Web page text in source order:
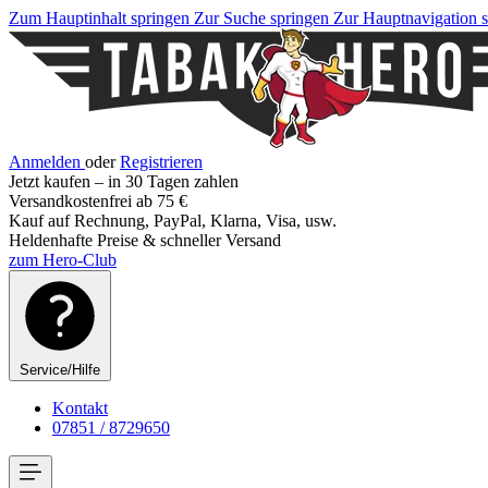
Zum Hauptinhalt springen Zur Suche springen Zur Hauptnavigation
Anmelden oder Registrieren
Jetzt kaufen – in 30 Tagen zahlen
Versandkostenfrei ab 75 €
Kauf auf Rechnung, PayPal, Klarna, Visa, usw.
Heldenhafte Preise & schneller Versand
zum Hero-Club
Service/Hilfe
Kontakt
07851 / 8729650